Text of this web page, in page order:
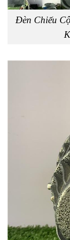
Đèn Chiếu